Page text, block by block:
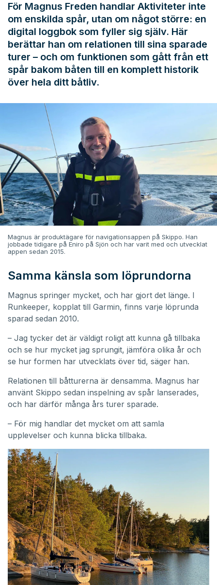
För Magnus Freden handlar Aktiviteter inte
om enskilda spår, utan om något större: en
digital loggbok som fyller sig själv. Här
berättar han om relationen till sina sparade
turer – och om funktionen som gått från ett
spår bakom båten till en komplett historik
över hela ditt båtliv.
Magnus är produktägare för navigationsappen på Skippo. Han
jobbade tidigare på Eniro på Sjön och har varit med och utvecklat
appen sedan 2015.
Samma känsla som löprundorna
Magnus springer mycket, och har gjort det länge. I
Runkeeper, kopplat till Garmin, finns varje löprunda
sparad sedan 2010.
– Jag tycker det är väldigt roligt att kunna gå tillbaka
och se hur mycket jag sprungit, jämföra olika år och
se hur formen har utvecklats över tid, säger han.
Relationen till båtturerna är densamma. Magnus har
använt Skippo sedan inspelning av spår lanserades,
och har därför många års turer sparade.
– För mig handlar det mycket om att samla
upplevelser och kunna blicka tillbaka.